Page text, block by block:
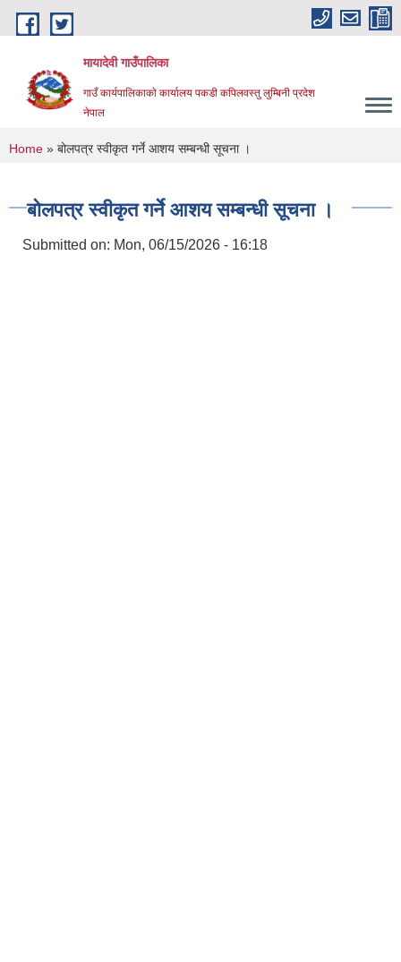
Skip to main content
मायादेवी गाउँपालिका
गाउँ कार्यपालिकाकाे कार्यालय पकडी कपिलवस्तु लुम्बिनी प्रदेश
नेपाल
You are here
Home » बोलपत्र स्वीकृत गर्ने आशय सम्बन्धी सूचना ।
बोलपत्र स्वीकृत गर्ने आशय सम्बन्धी सूचना ।
Submitted on: Mon, 06/15/2026 - 16:18